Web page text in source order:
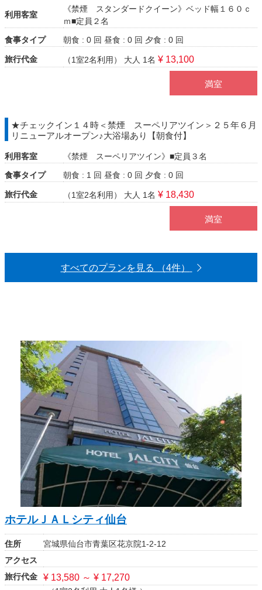
利用客室
《禁煙 スタンダードクイーン》ベッド幅１６０ｃ
ｍ■定員２名
食事タイプ
朝食 : 0 回 昼食 : 0 回 夕食 : 0 回
旅行代金 （1室2名利用） 大人 1名 ¥ 13,100
満室
★チェックイン１４時＜禁煙 スーペリアツイン＞２５年６月
リニューアルオープン♪大浴場あり【朝食付】
利用客室
《禁煙 スーペリアツイン》■定員３名
食事タイプ
朝食 : 1 回 昼食 : 0 回 夕食 : 0 回
旅行代金 （1室2名利用） 大人 1名 ¥ 18,430
満室
すべてのプランを見る （4件）
ホテルＪＡＬシティ仙台
住所
宮城県仙台市青葉区花京院1-2-12
アクセス
旅行代金
¥ 13,580 ～ ¥ 17,270